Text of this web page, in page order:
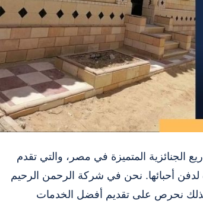
الجنائزية المتميزة في مصر، والتي تقدم
أحبائها. نحن في شركة الرحمن الرحيم
نحرص على تقديم أفضل الخدمات